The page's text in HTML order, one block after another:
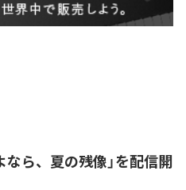
ら、夏の残像」を配信開